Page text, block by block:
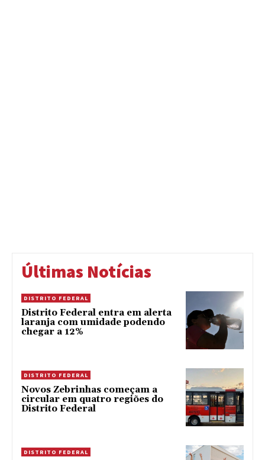
Últimas Notícias
DISTRITO FEDERAL
Distrito Federal entra em alerta
laranja com umidade podendo
chegar a 12%
DISTRITO FEDERAL
Novos Zebrinhas começam a
circular em quatro regiões do
Distrito Federal
DISTRITO FEDERAL